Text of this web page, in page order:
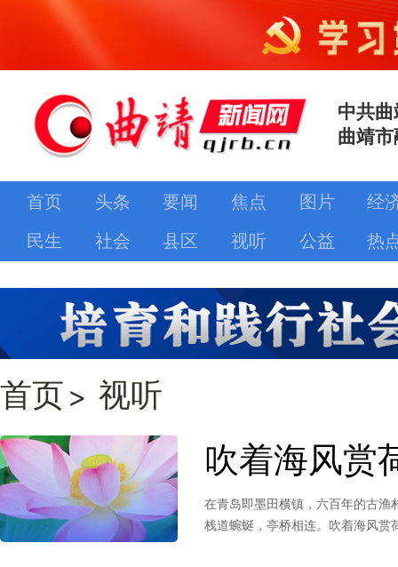
中共
曲靖
首页 头条 要闻 焦点 图片
经
民生
社会 县区 视听 公益 热
首页> 视听
吹着海风赏
在青岛即墨田横镇，六百年的古
栈道蜿蜒，亭桥相连。吹着海风